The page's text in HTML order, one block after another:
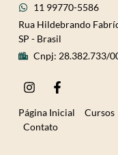
I
n
s
t
a
F
a
c
e
b
Página Inicial Cursos
Contato
11 99770-5586
Rua Hildebrando
SP - Brasil
Cnpj: 28.382.733/